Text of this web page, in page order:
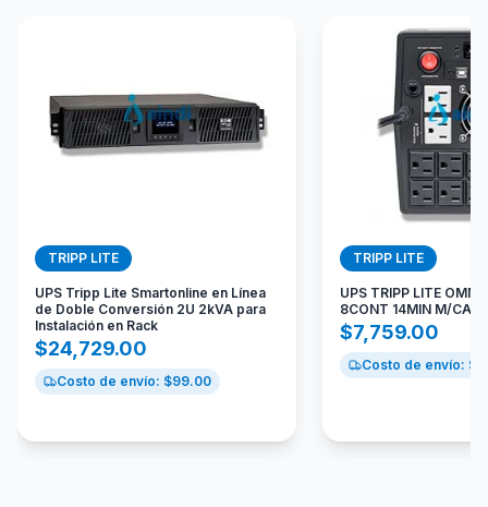
TRIPP LITE
UPS Tripp Lite Smartonline en Línea
de Doble Conversión 2U 2kVA para
Instalación en Rack
$24,729.00
Costo de envío: $99.00
TRIPP LITE
UPS TRIPP LITE
8CONT 14MIN M/
$7,759.00
Costo de envío: $